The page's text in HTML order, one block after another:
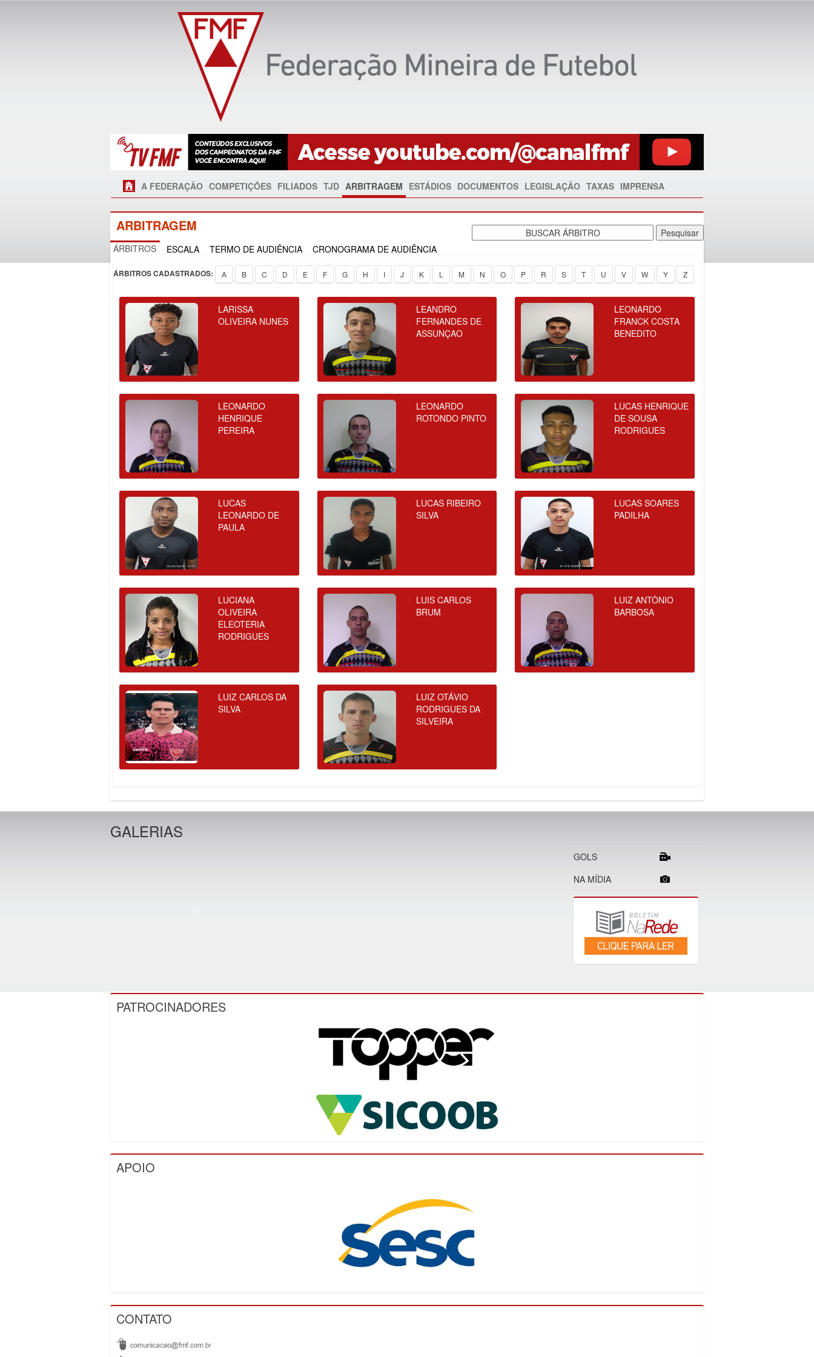
A FEDERAÇÃO COMPETIÇÕES FILIADOS TJD ARBITRAGEM ESTÁDIOS DOCUMENTOS LEGISLAÇÃO TAXAS IMPRENSA
ARBITRAGEM
ÁRBITROS ESCALA TERMO DE AUDIÊNCIA CRONOGRAMA DE AUDIÊNCIA
ÁRBITROS CADASTRADOS: A B C D E F G H I J K L M N O P R S T U V W Y Z
LARISSA
OLIVEIRA NUNES
LEANDRO
FERNANDES DE
ASSUNÇAO
LEONARDO
FRANCK COSTA
BENEDITO
LEONARDO
HENRIQUE
PEREIRA
LEONARDO
ROTONDO PINTO
LUCAS HENRIQUE
DE SOUSA
RODRIGUES
LUCAS
LEONARDO DE
PAULA
LUCAS RIBEIRO
SILVA
LUCAS SOARES
PADILHA
LUCIANA
OLIVEIRA
ELEOTERIA
RODRIGUES
LUIS CARLOS
BRUM
LUIZ ANTÔNIO
BARBOSA
LUIZ CARLOS DA
SILVA
LUIZ OTÁVIO
RODRIGUES DA
SILVEIRA
GALERIAS
GOLS
NA MÍDIA
PATROCINADORES
APOIO
CONTATO